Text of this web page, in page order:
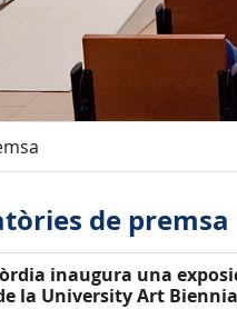
de premsa
inaugura una
la University Art Biennial